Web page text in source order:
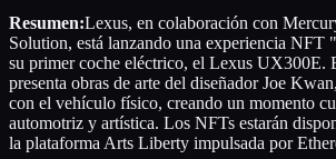
Resumen:Lexus, en colaboración con
Solution, está lanzando una experiencia NFT
su primer coche eléctrico, el Lexus UX300E.
presenta obras de arte del diseñador Joe
con el vehículo físico, creando un momento
automotriz y artística. Los NFTs estarán
la plataforma Arts Liberty impulsada por